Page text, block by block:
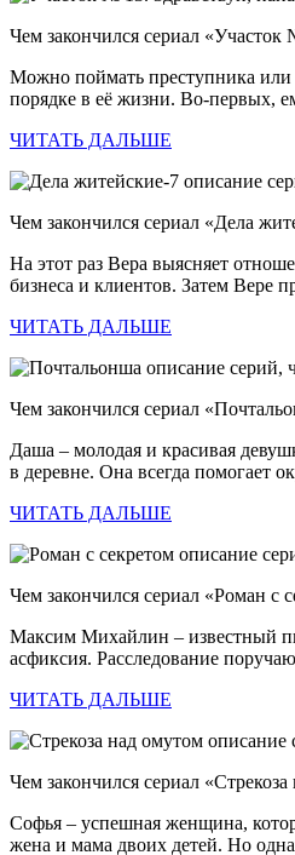
Чем закончился сериал
Можно поймать преступника или
порядке в её жизни. Во-первых,
ЧИТАТЬ ДАЛЬШЕ
Чем закончился сериал «Дела
На этот раз Вера выясняет
бизнеса и клиентов. Затем Вере
ЧИТАТЬ ДАЛЬШЕ
Чем закончился сериал
Даша – молодая и красивая
в деревне. Она всегда
ЧИТАТЬ ДАЛЬШЕ
Чем закончился сериал «Роман с
Максим Михайлин – известный
асфиксия. Расследование
ЧИТАТЬ ДАЛЬШЕ
Чем закончился сериал
Софья – успешная женщина,
жена и мама двоих детей. Но